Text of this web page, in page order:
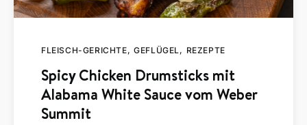
FLEISCH-GERICHTE GEFLÜGEL REZEPTE
Spicy Chicken Drumsticks mit
Alabama White Sauce vom Weber
Summit